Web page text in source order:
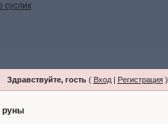
Здравствуйте, гость( Вход| Регистрация)
руны